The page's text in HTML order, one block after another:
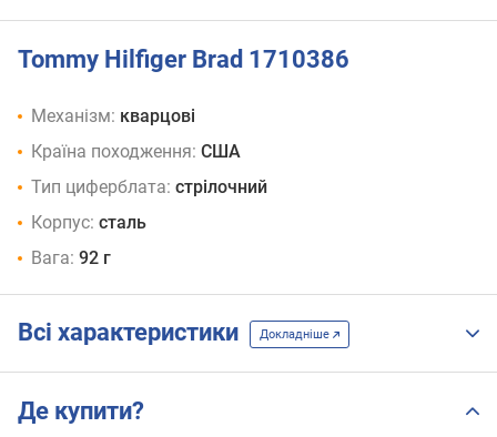
DW00100833
Tommy Hilfiger Brad 1710386
Механізм: кварцові
Країна походження: США
Тип циферблата: стрілочний
Корпус: сталь
Вага: 92 г
Всі характеристики Докладніше
Де купити?